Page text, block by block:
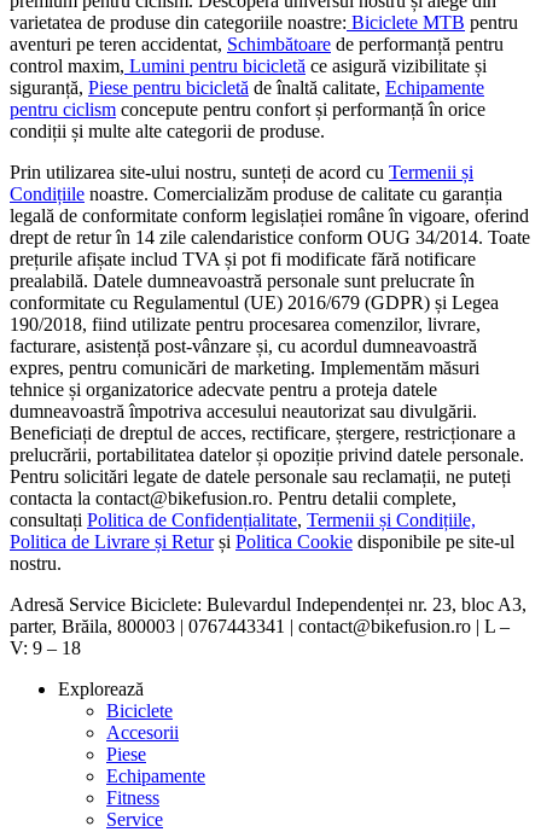
varietatea de produse din categoriile noastre: Biciclete MTB pentru
aventuri pe teren accidentat, Schimbătoare de performanță pentru
control maxim, Lumini pentru bicicletă ce asigură vizibilitate și
siguranță, Piese pentru bicicletă de înaltă calitate, Echipamente
pentru ciclism concepute pentru confort și performanță în orice
condiții și multe alte categorii de produse.
Prin utilizarea site-ului nostru, sunteți de acord cu Termenii și
Condițiile noastre. Comercializăm produse de calitate cu garanția
legală de conformitate conform legislației române în vigoare, oferind
drept de retur în 14 zile calendaristice conform OUG 34/2014. Toate
prețurile afișate includ TVA și pot fi modificate fără notificare
prealabilă. Datele dumneavoastră personale sunt prelucrate în
conformitate cu Regulamentul (UE) 2016/679 (GDPR) și Legea
190/2018, fiind utilizate pentru procesarea comenzilor, livrare,
facturare, asistență post-vânzare și, cu acordul dumneavoastră
expres, pentru comunicări de marketing. Implementăm măsuri
tehnice și organizatorice adecvate pentru a proteja datele
dumneavoastră împotriva accesului neautorizat sau divulgării.
Beneficiați de dreptul de acces, rectificare, ștergere, restricționare a
prelucrării, portabilitatea datelor și opoziție privind datele personale.
Pentru solicitări legate de datele personale sau reclamații, ne puteți
contacta la contact@bikefusion.ro. Pentru detalii complete,
consultați Politica de Confidențialitate, Termenii și Condițiile,
Politica de Livrare și Returși Politica Cookie disponibile pe site-ul
nostru.
Adresă Service Biciclete: Bulevardul Independenței nr. 23, bloc A3,
parter, Brăila, 800003 | 0767443341 | contact@bikefusion.ro | L –
V: 9 – 18
Explorează
Biciclete
Accesorii
Piese
Echipamente
Fitness
Service